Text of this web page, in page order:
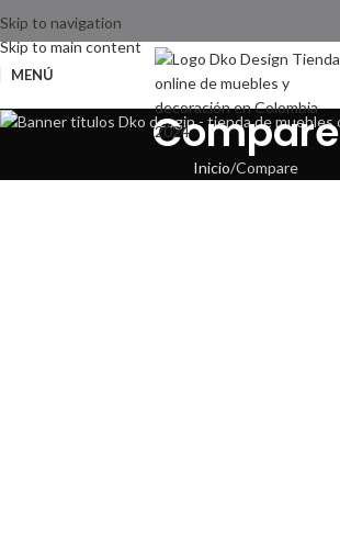
Skip to navigation
Skip to main content
MENÚ
Compare
Inicio Compare